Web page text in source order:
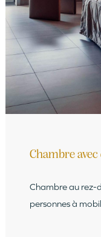
Chambre
Chambre au rez-
personnes à